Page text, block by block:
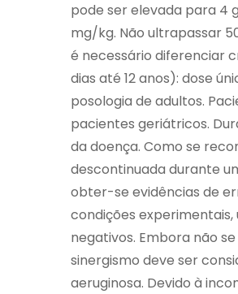
pode ser elevada para 4
mg/kg. Não ultrapassar
é necessário diferenciar
dias até 12 anos): dose
posologia de adultos.
pacientes geriátricos.
da doença. Como se
descontinuada durante
obter-se evidências de
condições
negativos. Embora não
sinergismo deve ser
aeruginosa. Devido à